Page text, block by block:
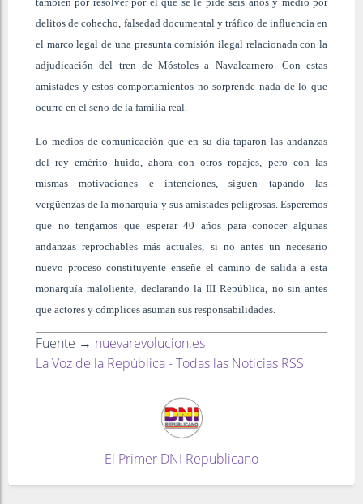
delitos de cohecho, falsedad documental y tráfico de influencia en
el marco legal de una presunta comisión ilegal relacionada con la
adjudicación del tren de Móstoles a Navalcarnero. Con estas
amistades y estos comportamientos no sorprende nada de lo que
ocurre en el seno de la familia real.
Lo medios de comunicación que en su día taparon las andanzas
del rey emérito huido, ahora con otros ropajes, pero con las
mismas motivaciones e intenciones, siguen tapando las
vergüenzas de la monarquía y sus amistades peligrosas. Esperemos
que no tengamos que esperar 40 años para conocer algunas
andanzas reprochables más actuales, si no antes un necesario
nuevo proceso constituyente enseñe el camino de salida a esta
monarquía maloliente, declarando la III República, no sin antes
que actores y cómplices asuman sus responsabilidades.
Fuente → nuevarevolucion.es
La Voz de la República - Todas las Noticias RSS
El Primer DNI Republicano